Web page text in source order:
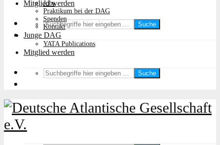
Mitglied werden
Suche
Jobs
Praktikum bei der DAG
Spenden
Kontakt
Junge DAG
YATA Publications
Mitglied werden
Suche